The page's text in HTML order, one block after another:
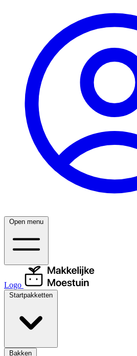
Open menu
Logo
Startpakketten
Bakken